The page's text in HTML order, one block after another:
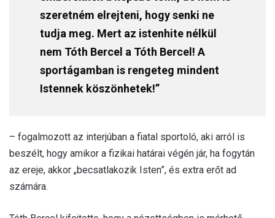
szeretném elrejteni, hogy senki ne
tudja meg. Mert az istenhite nélkül
nem Tóth Bercel a Tóth Bercel! A
sportágamban is rengeteg mindent
Istennek köszönhetek!”
– fogalmozott az interjúban a fiatal sportoló, aki arról is
beszélt, hogy amikor a fizikai határai végén jár, ha fogytán
az ereje, akkor „becsatlakozik Isten”, és extra erőt ad
számára.